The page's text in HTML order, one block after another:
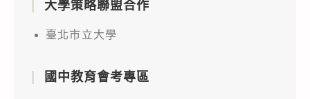
大學策略聯盟合作
臺北市立大學
國中教育會考專區